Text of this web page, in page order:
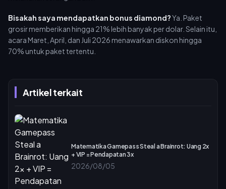
Artikel terkait
Matematika Gamepass Steal a Brainrot: Uang 2x
+ VIP = Pendapatan 3x
2026/08/05
Bisakah saya mendapatkan bonus diamond?Ya. Paket
grosir memberikan hingga 21% lebih banyak per dolar. Selain itu,
acara Maret, April, dan Juli 2026 menawarkan diskon hingga
70% untuk paket tertentu.